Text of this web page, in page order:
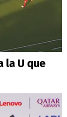
la U que